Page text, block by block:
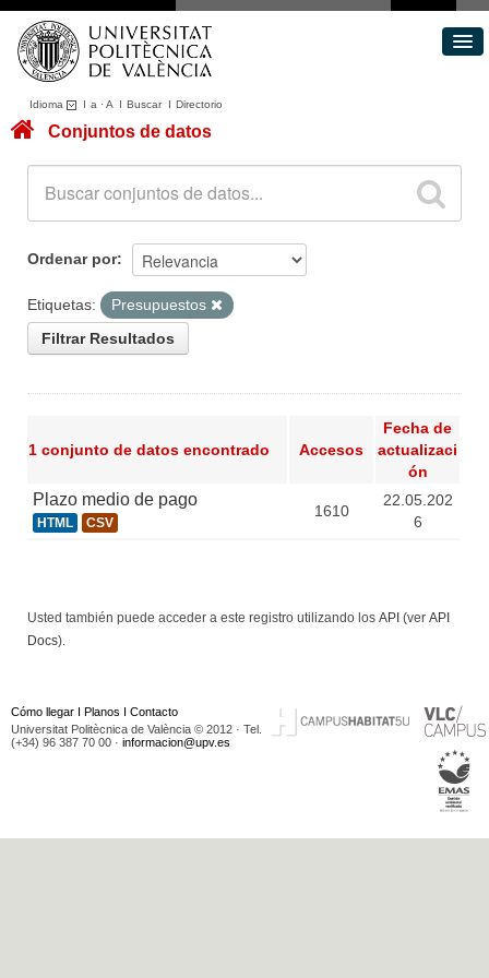
Idioma I a ·A I BuscarI Directorio
Conjuntos de datos
Acerca de
Portal de Transparencia
Conjuntos de datos
Ordenar por
Etiquetas:
Presupuestos
Filtrar Resultados
1 conjunto de datos encontrado Accesos
Fecha de
actualizaci
ón
Plazo medio de pago
HTML CSV
1610
22.05.202
6
Usted también puede acceder a este registro utilizando los API (ver API
Docs).
Cómo llegar I Planos I Contacto
Universitat Politècnica de València © 2012 · Tel.
(+34) 96 387 70 00 · informacion@upv.es